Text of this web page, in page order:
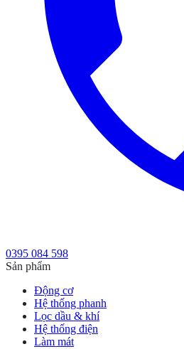
0395 084 598
Sản phẩm
Động cơ
Hệ thống phanh
Lọc dầu & khí
Hệ thống điện
Làm mát